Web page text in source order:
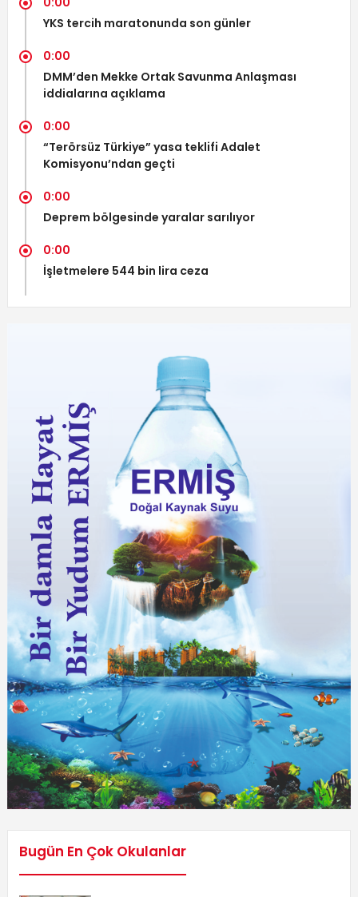
YKS tercih maratonunda son günler
0:00
DMM’den Mekke Ortak Savunma Anlaşması
iddialarına açıklama
0:00
“Terörsüz Türkiye” yasa teklifi Adalet
Komisyonu’ndan geçti
0:00
Deprem bölgesinde yaralar sarılıyor
0:00
İşletmelere 544 bin lira ceza
Bugün En Çok Okulanlar